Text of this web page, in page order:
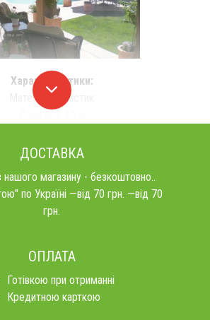
Характеристики:
Матеріал: Пластик
ДОСТАВКА
нашого магазину - безкоштовно..
по Україні —від 70 грн. —від 70
грн.
ОПЛАТА
Готівкою при отриманні
Кредитною карткою